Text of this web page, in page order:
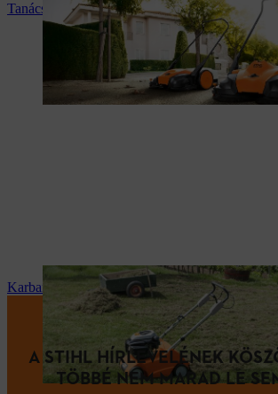
Tanácsadás és termékismertetés
Karbantartás és javítás
A STIHL HÍRLEVELÉNEK
TÖBBÉ NEM MARAD LE